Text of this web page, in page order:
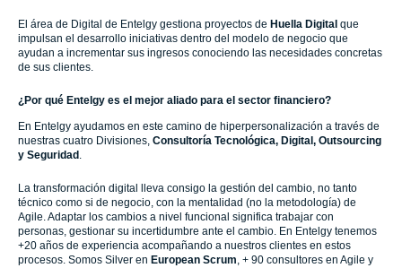
El área de Digital de Entelgy gestiona proyectos de Huella Digital que
impulsan el desarrollo iniciativas dentro del modelo de negocio que
ayudan a incrementar sus ingresos conociendo las necesidades concretas
de sus clientes.
¿Por qué Entelgy es el mejor aliado para el sector financiero?
En Entelgy ayudamos en este camino de hiperpersonalización a través de
nuestras cuatro Divisiones, Consultoría Tecnológica, Digital, Outsourcing
y Seguridad .
La transformación digital lleva consigo la gestión del cambio, no tanto
técnico como si de negocio, con la mentalidad (no la metodología) de
Agile. Adaptar los cambios a nivel funcional significa trabajar con
personas, gestionar su incertidumbre ante el cambio. En Entelgy tenemos
+20 años de experiencia acompañando a nuestros clientes en estos
procesos. Somos Silver en European Scrum, + 90 consultores en Agile y